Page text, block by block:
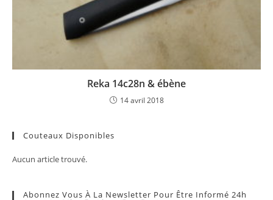
Reka 14c28n & ébène
14 avril 2018
Couteaux Disponibles
Aucun article trouvé.
Abonnez Vous À La Newsletter Pour Être Informé 24h